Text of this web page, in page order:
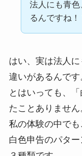
法人にも青
るんですね！
はい、実は法人
違いがあるんです
とはいっても、
たことありません
私の体験の中でも
白色申告のパタ